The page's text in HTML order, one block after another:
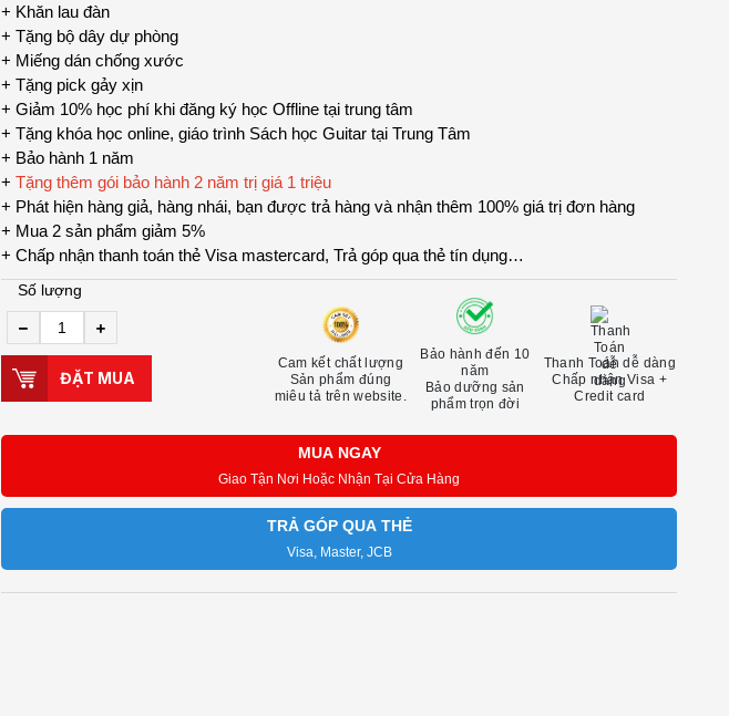
+ Khăn lau đàn
+ Tặng bộ dây dự phòng
+ Miếng dán chống xước
+ Tặng pick gảy xịn
+ Giảm 10% học phí khi đăng ký học Offline tại trung tâm
+ Tặng khóa học online, giáo trình Sách học Guitar tại Trung Tâm
+ Bảo hành 1 năm
+ Tặng thêm gói bảo hành 2 năm trị giá 1 triệu
+ Phát hiện hàng giả, hàng nhái, bạn được trả hàng và nhận thêm 100% giá trị đơn hàng
+ Mua 2 sản phẩm giảm 5%
+ Chấp nhận thanh toán thẻ Visa mastercard, Trả góp qua thẻ tín dụng…
Số lượng
ĐẶT MUA
Cam kết chất lượng
Sản phẩm đúng
miêu tả trên website.
Bảo hành đến 10
năm
Bảo dưỡng sản
phẩm trọn đời
Thanh Toán dễ dàng
Chấp nhận Visa +
Credit card
MUA NGAY
Giao Tận Nơi Hoặc Nhận Tại Cửa Hàng
TRẢ GÓP QUA THẺ
Visa, Master, JCB